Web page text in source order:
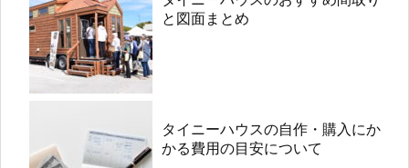
と図面まとめ
タイニーハウスの自作・購入にか
かる費用の目安について